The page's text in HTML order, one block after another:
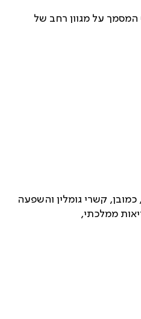
המסמך על מגוון רחב של
קשרי גומלין והשפעה
ממלכתי,